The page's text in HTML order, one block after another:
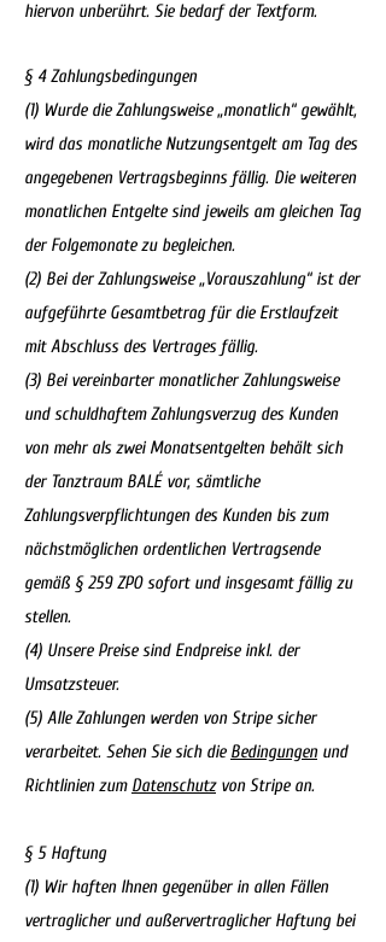
hiervon unberührt. Sie bedarf der Textform.
§ 4 Zahlungsbedingungen
(1) Wurde die Zahlungsweise „monatlich“ gewählt,
wird das monatliche Nutzungsentgelt am Tag des
angegebenen Vertragsbeginns fällig. Die weiteren
monatlichen Entgelte sind jeweils am gleichen Tag
der Folgemonate zu begleichen.
(2) Bei der Zahlungsweise „Vorauszahlung“ ist der
aufgeführte Gesamtbetrag für die Erstlaufzeit
mit Abschluss des Vertrages fällig.
(3) Bei vereinbarter monatlicher Zahlungsweise
und schuldhaftem Zahlungsverzug des Kunden
von mehr als zwei Monatsentgelten behält sich
der Tanztraum BALÉ vor, sämtliche
Zahlungsverpflichtungen des Kunden bis zum
nächstmöglichen ordentlichen Vertragsende
gemäß § 259 ZPO sofort und insgesamt fällig zu
stellen.
(4) Unsere Preise sind Endpreise inkl. der
Umsatzsteuer.
(5) Alle Zahlungen werden von Stripe sicher
verarbeitet. Sehen Sie sich die Bedingungenund
Richtlinien zum Datenschutzvon Stripe an.
§ 5 Haftung
(1) Wir haften Ihnen gegenüber in allen Fällen
vertraglicher und außervertraglicher Haftung bei